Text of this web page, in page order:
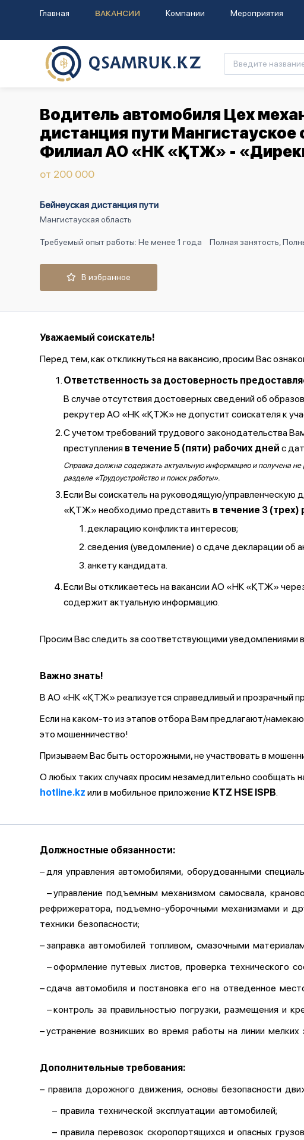
Главная ВАКАНСИИ Компании Мероприятия
Водитель автомобиля Цех
дистанция пути
Филиал АО «НК «ҚТЖ» -
от 200 000
Бейнеуская дистанция пути
Мангистауская область
Требуемый опыт работы: Не менее 1 года Полная занятость,
В избранное
Уважаемый соискатель!
Перед тем, как откликнуться на вакансию, просим Вас
Ответственность за достоверность
В случае отсутствия достоверных сведений об
рекрутер АО «НК «ҚТЖ» не допустит соискателя к
С учетом требований трудового законодательства
преступления в течение 5 (пяти) рабочих дней с
Справка должна содержать актуальную информацию и получена не
разделе «Трудоустройство и поиск работы».
Если Вы соискатель на руководящую/управленческую
«ҚТЖ» необходимо представить в течение 3 (трех)
декларацию конфликта интересов;
сведения (уведомление) о сдаче декларации об
анкету кандидата.
Если Вы откликаетесь на вакансии АО «НК «ҚТЖ»
содержит актуальную информацию.
Просим Вас следить за соответствующими уведомлениями
Важно знать!
В АО «НК «ҚТЖ» реализуется справедливый и прозрачный
Если на каком-то из этапов отбора Вам предлагают/
это мошенничество!
Призываем Вас быть осторожными, не участвовать в
О любых таких случаях просим незамедлительно сообщать
hotline.kz или в мобильное приложение KTZ HSE ISPB.
Должностные обязанности:
– для управления автомобилями, оборудованными
– управление подъемным механизмом самосвала,
рефрижератора, подъемно-уборочными механизмами и
техники безопасности;
– заправка автомобилей топливом, смазочными
– оформление путевых листов, проверка технического
– сдача автомобиля и постановка его на отведенное
– контроль за правильностью погрузки, размещения и
– устранение возникших во время работы на линии
Дополнительные требования:
– правила дорожного движения, основы безопасности
– правила технической эксплуатации автомобилей;
– правила перевозок скоропортящихся и опасных